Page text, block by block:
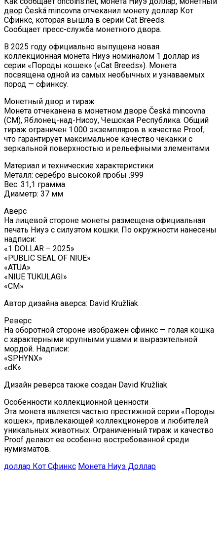
двор Česká mincovna отчеканил монету доллар Кот
Сфинкс, которая вышла в серии Cat Breeds.
Сообщает пресс-служба монетного двора.
В 2025 году официально выпущена новая
коллекционная монета Ниуэ номиналом 1 доллар из
серии «Породы кошек» («Cat Breeds»). Монета
посвящена одной из самых необычных и узнаваемых
пород — сфинксу.
Монетный двор и тираж
Монета отчеканена в монетном дворе Česká mincovna
(CM), Яблонец-над-Нисоу, Чешская Республика. Общий
тираж ограничен 1 000 экземпляров в качестве Proof,
что гарантирует максимальное качество чеканки с
зеркальной поверхностью и рельефными элементами.
Материал и технические характеристики
Металл: серебро высокой пробы .999
Вес: 31,1 грамма
Диаметр: 37 мм
Аверс
На лицевой стороне монеты размещена официальная
печать Ниуэ с силуэтом кошки. По окружности нанесены
надписи:
«1 DOLLAR – 2025»
«PUBLIC SEAL OF NIUE»
«ATUA»
«NIUE TUKULAGI»
«CM»
Автор дизайна аверса: David Kružliak.
Реверс
На оборотной стороне изображен сфинкс — голая кошка
с характерными крупными ушами и выразительной
мордой. Надписи:
«SPHYNX»
«dK»
Дизайн реверса также создан David Kružliak.
Особенности коллекционной ценности
Эта монета является частью престижной серии «Породы
кошек», привлекающей коллекционеров и любителей
уникальных животных. Ограниченный тираж и качество
Proof делают ее особенно востребованной среди
нумизматов.
доллар Кот Сфинкс Монета Ниуэ Доллар